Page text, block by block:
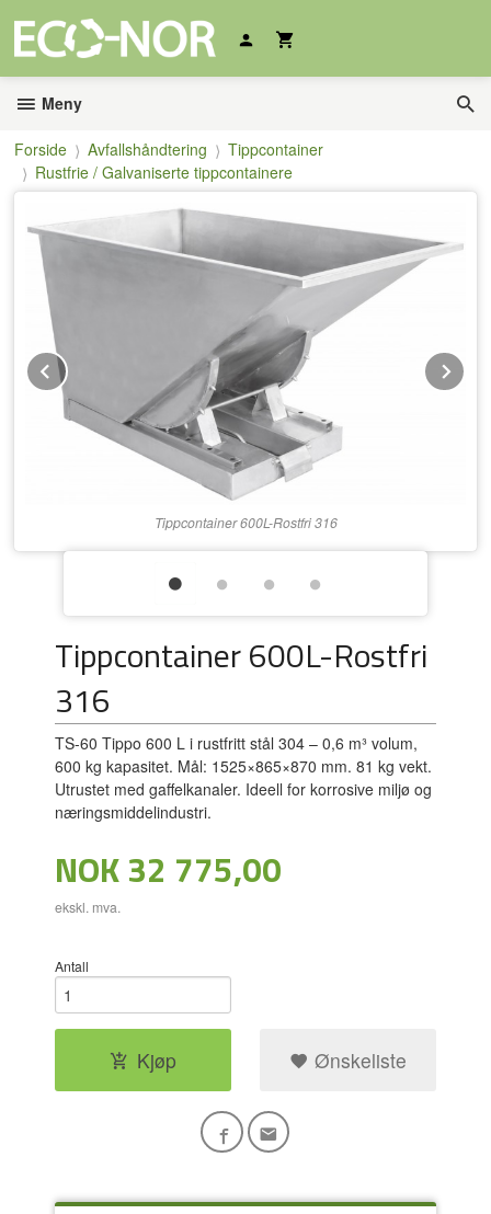
innholdet
Meny
Forside Avfallshåndtering
Tippcontainer
Rustfrie / Galvaniserte tippcontainere
Tippcontainer 600L-Rostfri 316
Prev
Tippcontainer 600L-Rostfri
316
TS-60 Tippo 600 L i rustfritt stål 304 – 0,6 m³ volum,
600 kg kapasitet. Mål: 1525×865×870 mm. 81 kg vekt.
Utrustet med gaffelkanaler. Ideell for korrosive miljø og
næringsmiddelindustri.
Pris
NOK32 775,00
ekskl. mva.
Antall
Kjøp Ønskeliste